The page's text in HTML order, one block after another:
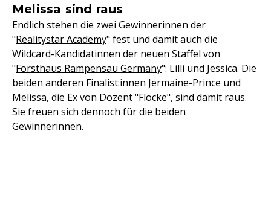
Melissa sind raus
Endlich stehen die zwei Gewinnerinnen der
"Realitystar Academy" fest und damit auch die
Wildcard-Kandidatinnen der neuen Staffel von
"Forsthaus Rampensau Germany": Lilli und Jessica. Die
beiden anderen Finalist:innen Jermaine-Prince und
Melissa, die Ex von Dozent "Flocke", sind damit raus.
Sie freuen sich dennoch für die beiden
Gewinnerinnen.